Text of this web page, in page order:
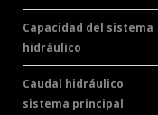
Capacidad del sistema
hidráulico
Caudal hidráulico
sistema principal